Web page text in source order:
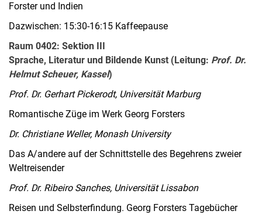
Forster und Indien
Dazwischen: 15:30-16:15 Kaffeepause
Raum 0402: Sektion III
Sprache, Literatur und Bildende Kunst (Leitung: Prof. Dr.
Helmut Scheuer, Kassel)
Prof. Dr. Gerhart Pickerodt, Universität Marburg
Romantische Züge im Werk Georg Forsters
Dr. Christiane Weller, Monash University
Das A/andere auf der Schnittstelle des Begehrens zweier
Weltreisender
Prof. Dr. Ribeiro Sanches, Universität Lissabon
Reisen und Selbsterfindung. Georg Forsters Tagebücher